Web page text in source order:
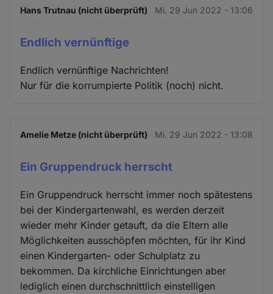
Hans Trutnau (nicht überprüft) Mi. 29 Jun 2022 - 13:06
Endlich vernünftige
Endlich vernünftige Nachrichten!
Nur für die korrumpierte Politik (noch) nicht.
Amelie Metze (nicht überprüft) Mi. 29 Jun 2022 - 13:08
Ein Gruppendruck herrscht
Ein Gruppendruck herrscht immer noch spätestens
bei der Kindergartenwahl, es werden derzeit
wieder mehr Kinder getauft, da die Eltern alle
Möglichkeiten ausschöpfen möchten, für ihr Kind
einen Kindergarten- oder Schulplatz zu
bekommen. Da kirchliche Einrichtungen aber
lediglich einen durchschnittlich einstelligen